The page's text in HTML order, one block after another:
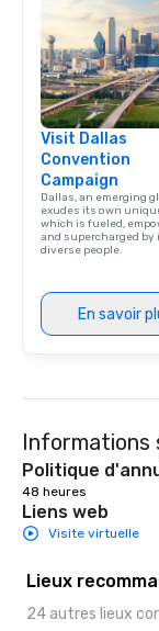
Visit Dallas
Convention
Campaign
Dallas, an emerging
exudes its own
which is fueled,
and supercharged by
diverse people.
En savoir
Informations
Politique
48 heures
Liens web
Visite virtuelle
Lieux
24 autres lieux